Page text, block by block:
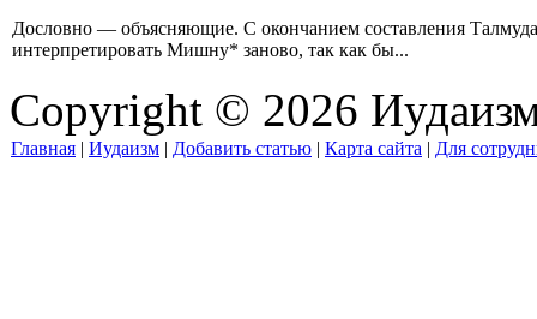
Дословно — объясняющие. С окончанием составления
интерпретировать Мишну* заново, так как бы...
Copyright © 2026
Главная | Иудаизм | Добавить статью | Карта сайта | Для